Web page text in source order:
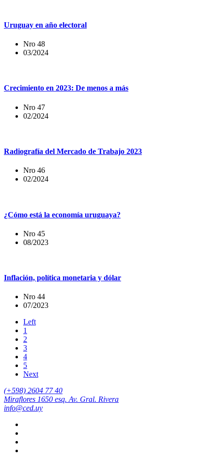
Uruguay en año electoral
Nro 48
03/2024
Crecimiento en 2023: De menos a más
Nro 47
02/2024
Radiografía del Mercado de Trabajo 2023
Nro 46
02/2024
¿Cómo está la economía uruguaya?
Nro 45
08/2023
Inflación, política monetaria y dólar
Nro 44
07/2023
Left
1
2
3
4
5
Next
(+598) 2604 77 40
Miraflores 1650 esq. Av. Gral. Rivera
info@ced.uy